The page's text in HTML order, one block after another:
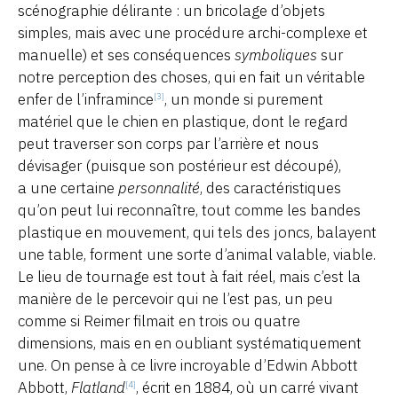
scénographie délirante : un bricolage d’objets
simples, mais avec une procédure archi-complexe et
manuelle) et ses conséquences symboliques sur
notre perception des choses, qui en fait un véritable
enfer de l’inframince[3], un monde si purement
matériel que le chien en plastique, dont le regard
peut traverser son corps par l’arrière et nous
dévisager (puisque son postérieur est découpé),
a une certaine personnalité, des caractéristiques
qu’on peut lui reconnaître, tout comme les bandes
plastique en mouvement, qui tels des joncs, balayent
une table, forment une sorte d’animal valable, viable.
Le lieu de tournage est tout à fait réel, mais c’est la
manière de le percevoir qui ne l’est pas, un peu
comme si Reimer filmait en trois ou quatre
dimensions, mais en en oubliant systématiquement
une. On pense à ce livre incroyable d’Edwin Abbott
Abbott, Flatland[4], écrit en 1884, où un carré vivant